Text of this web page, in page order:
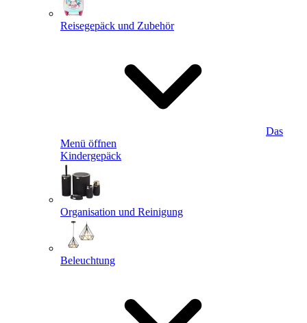
Reisegepäck und Zubehör
Das
Menü öffnen
Kindergepäck
Organisation und Reinigung
Beleuchtung